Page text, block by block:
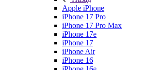
Apple iPhone
iPhone 17 Pro
iPhone 17 Pro Max
iPhone 17e
iPhone 17
iPhone Air
iPhone 16